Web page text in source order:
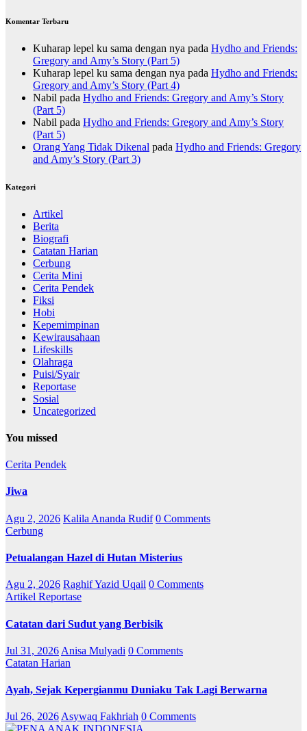
Komentar Terbaru
Kuharap lepel ku sama dengan nya pada Hydho and Friends:
Gregory and Amy’s Story (Part 5)
Kuharap lepel ku sama dengan nya pada Hydho and Friends:
Gregory and Amy’s Story (Part 4)
Nabil pada Hydho and Friends: Gregory and Amy’s Story
(Part 5)
Nabil pada Hydho and Friends: Gregory and Amy’s Story
(Part 5)
Orang Yang Tidak Dikenal pada Hydho and Friends: Gregory
and Amy’s Story (Part 3)
Kategori
Artikel
Berita
Biografi
Catatan Harian
Cerbung
Cerita Mini
Cerita Pendek
Fiksi
Hobi
Kepemimpinan
Kewirausahaan
Lifeskills
Olahraga
Puisi/Syair
Reportase
Sosial
Uncategorized
You missed
Cerita Pendek
Jiwa
Agu 2, 2026 Kalila Ananda Rudif 0 Comments
Cerbung
Petualangan Hazel di Hutan Misterius
Agu 2, 2026 Raghif Yazid Uqail 0 Comments
Artikel Reportase
Catatan dari Sudut yang Berbisik
Jul 31, 2026 Anisa Mulyadi 0 Comments
Catatan Harian
Ayah, Sejak Kepergianmu Duniaku Tak Lagi Berwarna
Jul 26, 2026 Asywaq Fakhriah 0 Comments